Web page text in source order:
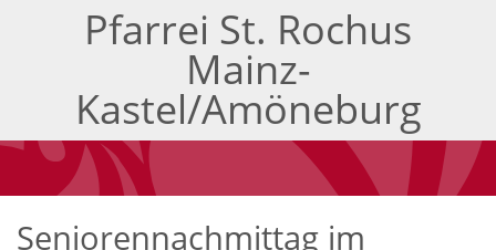
Pfarrei St. Rochus
Mainz-
Kastel/Amöneburg
Seniorennachmittag im